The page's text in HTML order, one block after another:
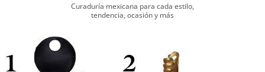
Curaduría mexicana para cada estilo,
tendencia, ocasión y más
1 2